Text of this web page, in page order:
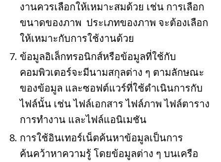
งานควรเลือกให้เหมาะสมด้วย เช่น การเลือก
ขนาดของภาพ ประเภทของภาพ จะต้องเลือก
ให้เหมาะกับการใช้งานด้วย
ข้อมูลอิเล็กทรอนิกส์หรือข้อมูลที่ใช้กับ
คอมพิวเตอร์จะมีนามสกุลต่าง ๆ ตามลักษณะ
ของข้อมูล และซอฟต์แวร์ที่ใช้ดำเนินการกับ
ไฟล์นั้น เช่น ไฟล์เอกสาร ไฟล์ภาพ ไฟล์ตาราง
การทำงาน และไฟล์แอนิเมชัน
การใช้อินเทอร์เน็ตค้นหาข้อมูลเป็นการ
ค้นคว้าหาความรู้ โดยข้อมูลต่าง ๆ บนเครือ